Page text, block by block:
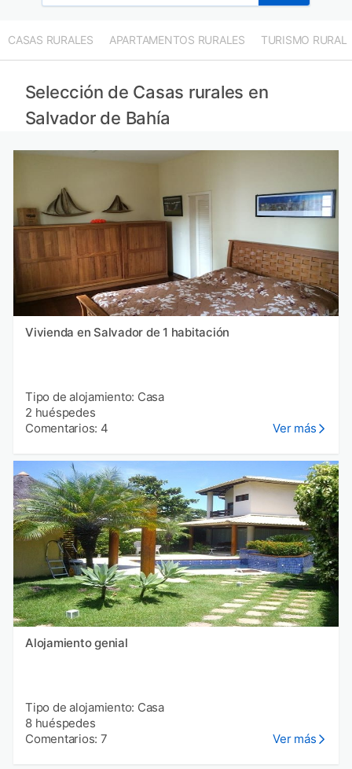
CASAS RURALES APARTAMENTOS RURALES TURISMO RURAL
Selección de Casas rurales en
Salvador de Bahía
Vivienda en Salvador de 1 habitación
Tipo de alojamiento: Casa
2 huéspedes
Comentarios: 4
Ver más
Alojamiento genial
Tipo de alojamiento: Casa
8 huéspedes
Comentarios: 7
Ver más